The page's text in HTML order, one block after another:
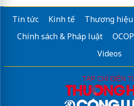
Tin tức Kinh tế Thương hiệu
Chính sách & Pháp luật
OCOP
Videos